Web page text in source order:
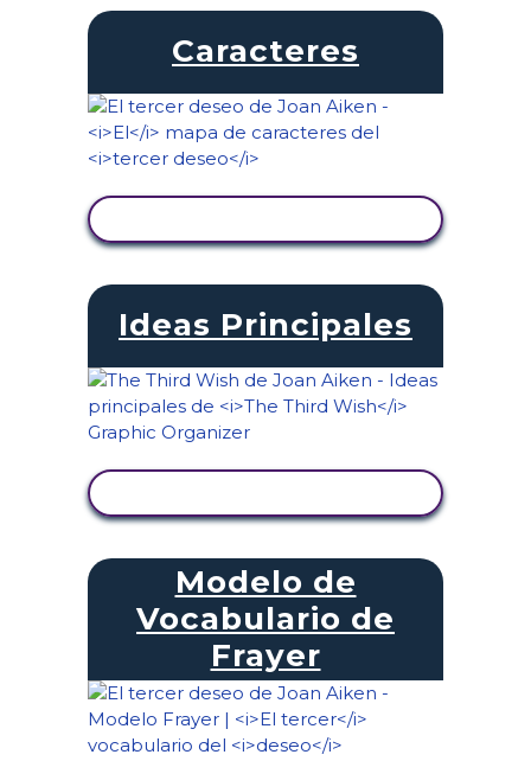
Caracteres
Ideas Principales
Modelo de
Vocabulario de
Frayer